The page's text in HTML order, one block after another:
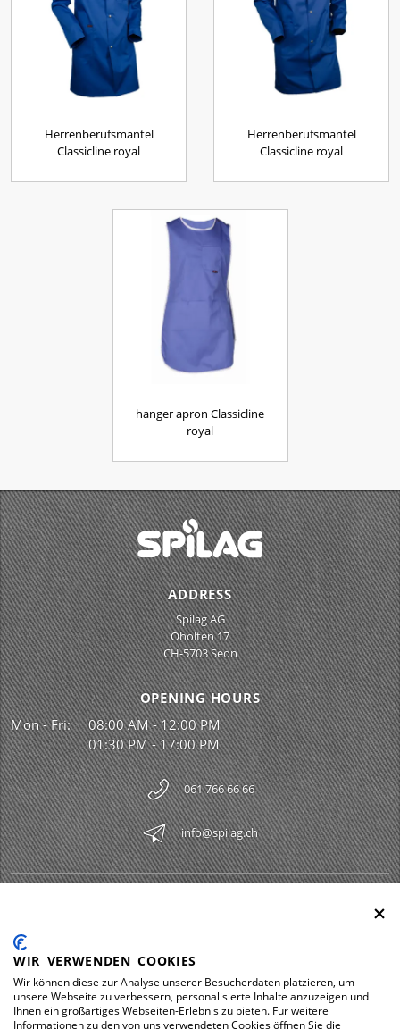
Herrenberufsmantel
Classicline royal
Herrenberufsmantel
Classicline royal
hanger apron Classicline
royal
ADDRESS
Spilag AG
Oholten 17
CH-5703 Seon
OPENING HOURS
Mon - Fri:
08:00 AM - 12:00 PM
01:30 PM - 17:00 PM
061 766 66 66
info@spilag.ch
LEGAL
DOWNLOADS
WIR VERWENDEN COOKIES
Wir können diese zur Analyse unserer Besucherdaten platzieren, um
unsere Webseite zu verbessern, personalisierte Inhalte anzuzeigen und
Ihnen ein großartiges Webseiten-Erlebnis zu bieten. Für weitere
Informationen zu den von uns verwendeten Cookies öffnen Sie die